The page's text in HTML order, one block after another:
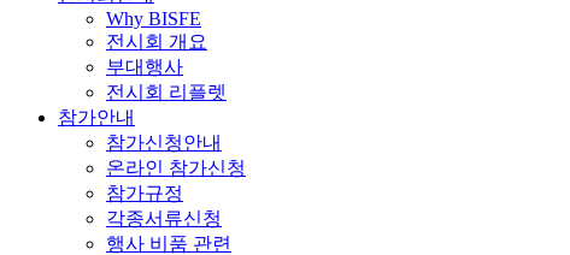
Why BISFE
전시회 개요
부대행사
전시회 리플렛
참가안내
참가신청안내
온라인 참가신청
참가규정
각종서류신청
행사 비품 관련